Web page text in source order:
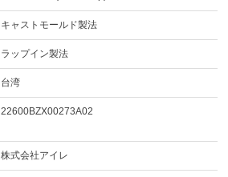
キャストモールド製法
ラップイン製法
台湾
22600BZX00273A02
株式会社アイレ